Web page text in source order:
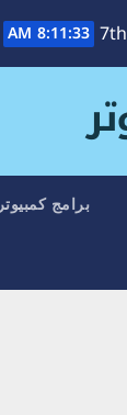
8:11:34 AM
برامج كمبيوتر